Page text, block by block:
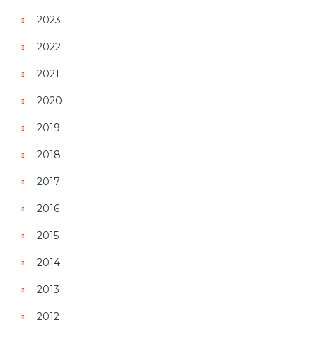
2023
2022
2021
2020
2019
2018
2017
2016
2015
2014
2013
2012